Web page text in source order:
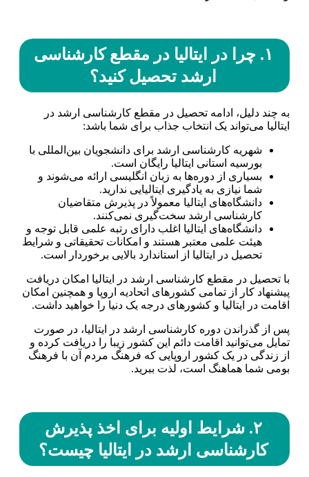
۱. چرا در ایتالیا در مقطع کارشناسی
ارشد تحصیل کنید؟
به چند دلیل، ادامه تحصیل در مقطع کارشناسی ارشد در
ایتالیا می‌تواند یک انتخاب جذاب برای شما باشد:
شهریه کارشناسی ارشد برای دانشجویان بین‌المللی با
بورسیه استانی ایتالیا رایگان است.
بسیاری از دوره‌ها به زبان انگلیسی ارائه می‌شوند و
شما نیازی به یادگیری ایتالیایی ندارید.
دانشگاه‌های ایتالیا معمولاً در پذیرش متقاضیان
کارشناسی ارشد سخت‌گیری نمی‌کنند.
دانشگاه‌های ایتالیا اغلب دارای رتبه علمی قابل توجه و
هیئت علمی معتبر هستند و امکانات تحقیقاتی و شرایط
تحصیل در ایتالیا از استاندارد بالایی برخوردار است.
با تحصیل در مقطع کارشناسی ارشد در ایتالیا امکان دریافت
پیشنهاد کار از تمامی کشور‌های اتحادیه اروپا و همچنین امکان
اقامت در ایتالیا و کشور‌های درجه یک دنیا را خواهید داشت.
پس از گذراندن دوره کارشناسی ارشد در ایتالیا، در صورت
تمایل می‌توانید اقامت دائم این کشور زیبا را دریافت کرده و
از زندگی در یک کشور اروپایی که فرهنگ مردم آن با فرهنگ
بومی شما هماهنگ است، لذت ببرید.
۲. شرایط اولیه برای اخذ پذیرش
کارشناسی ارشد در ایتالیا چیست؟